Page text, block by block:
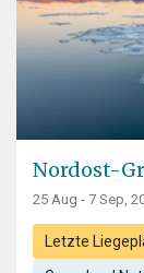
Nordost-
25 Aug - 7 Sep,
Letzte